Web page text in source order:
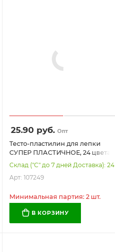
25.90 руб. Опт
Тесто-пластилин для лепки
СУПЕР ПЛАСТИЧНОЕ, 24 цвета,
1200 г, крышки-штампики,
BAMBOX (БАМБОКС), 107249
Склад ("С" до 7 дней Доставка): 24
Арт: 107249
Минимальная партия: 2 шт.
В КОРЗИНУ